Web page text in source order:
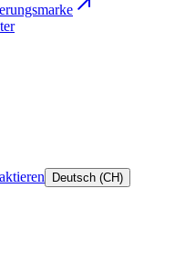
Deutsch (CH)